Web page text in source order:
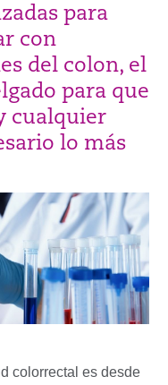
para
con
del colon, el
para que
cualquier
lo más
colorrectal es desde